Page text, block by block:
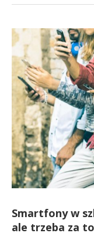
Smartfony w
ale trzeba za